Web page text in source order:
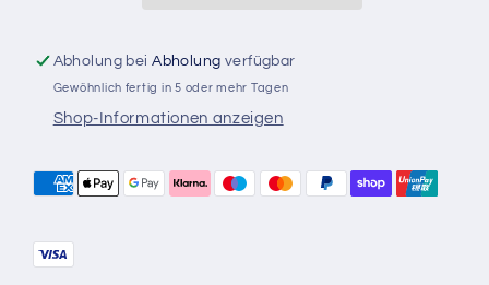
Abholung beiAbholung verfügbar
Gewöhnlich fertig in 5 oder mehr Tagen
Shop-Informationen anzeigen